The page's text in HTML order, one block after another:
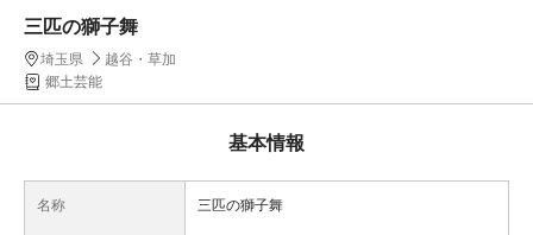
三匹の獅子舞
埼玉県
越谷・草加
郷土芸能
基本情報
名称 三匹の獅子舞